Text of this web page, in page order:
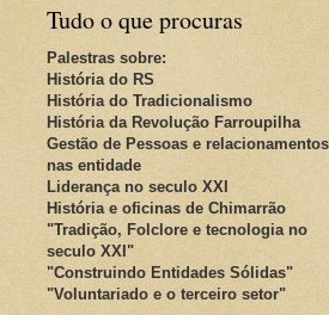
Tudo o que procuras
Palestras sobre:
História do RS
História do Tradicionalismo
História da Revolução Farroupilha
Gestão de Pessoas e relacionamentos
nas entidade
Liderança no seculo XXI
História e oficinas de Chimarrão
"Tradição, Folclore e tecnologia no
seculo XXI"
"Construindo Entidades Sólidas"
"Voluntariado e o terceiro setor"